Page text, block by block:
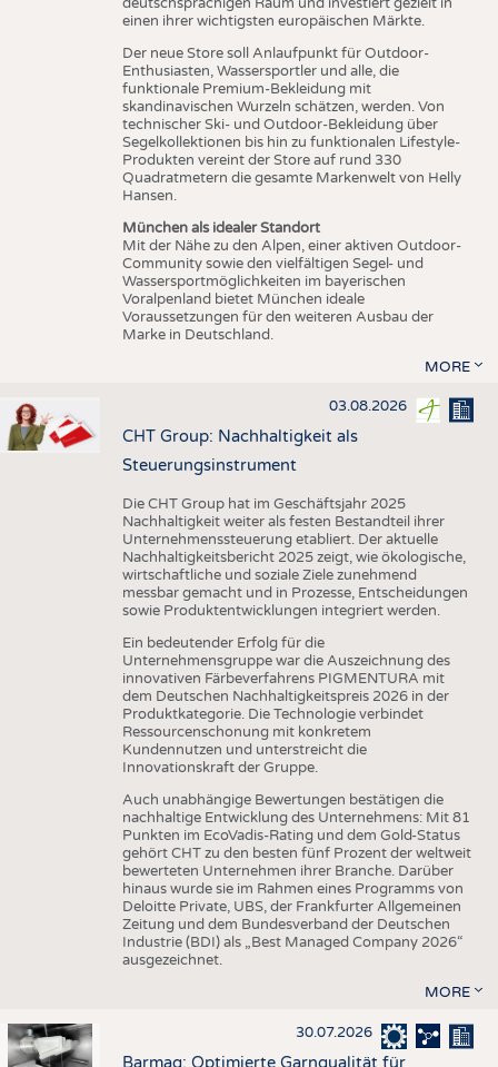
einen ihrer wichtigsten europäischen Märkte.
Der neue Store soll Anlaufpunkt für Outdoor-
Enthusiasten, Wassersportler und alle, die
funktionale Premium-Bekleidung mit
skandinavischen Wurzeln schätzen, werden. Von
technischer Ski- und Outdoor-Bekleidung über
Segelkollektionen bis hin zu funktionalen Lifestyle-
Produkten vereint der Store auf rund 330
Quadratmetern die gesamte Markenwelt von Helly
Hansen.
München als idealer Standort
Mit der Nähe zu den Alpen, einer aktiven Outdoor-
Community sowie den vielfältigen Segel- und
Wassersportmöglichkeiten im bayerischen
Voralpenland bietet München ideale
Voraussetzungen für den weiteren Ausbau der
Marke in Deutschland.
MORE
03.08.2026
CHT Group: Nachhaltigkeit als
Steuerungsinstrument
Die CHT Group hat im Geschäftsjahr 2025
Nachhaltigkeit weiter als festen Bestandteil ihrer
Unternehmenssteuerung etabliert. Der aktuelle
Nachhaltigkeitsbericht 2025 zeigt, wie ökologische,
wirtschaftliche und soziale Ziele zunehmend
messbar gemacht und in Prozesse, Entscheidungen
sowie Produktentwicklungen integriert werden.
Ein bedeutender Erfolg für die
Unternehmensgruppe war die Auszeichnung des
innovativen Färbeverfahrens PIGMENTURA mit
dem Deutschen Nachhaltigkeitspreis 2026 in der
Produktkategorie. Die Technologie verbindet
Ressourcenschonung mit konkretem
Kundennutzen und unterstreicht die
Innovationskraft der Gruppe.
Auch unabhängige Bewertungen bestätigen die
nachhaltige Entwicklung des Unternehmens: Mit 81
Punkten im EcoVadis-Rating und dem Gold-Status
gehört CHT zu den besten fünf Prozent der weltweit
bewerteten Unternehmen ihrer Branche. Darüber
hinaus wurde sie im Rahmen eines Programms von
Deloitte Private, UBS, der Frankfurter Allgemeinen
Zeitung und dem Bundesverband der Deutschen
Industrie (BDI) als „Best Managed Company 2026“
ausgezeichnet.
MORE
30.07.2026
Barmag: Optimierte Garnqualität für